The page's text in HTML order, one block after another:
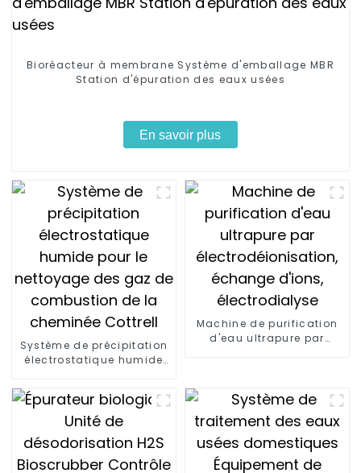
Bioréacteur à membrane Système d'emballage MBR
Station d'épuration des eaux usées
En savoir plus
Système de précipitation
électrostatique humide
gaz de combustion de la
cheminée Cottrell
Machine de purification
d'eau ultrapure par